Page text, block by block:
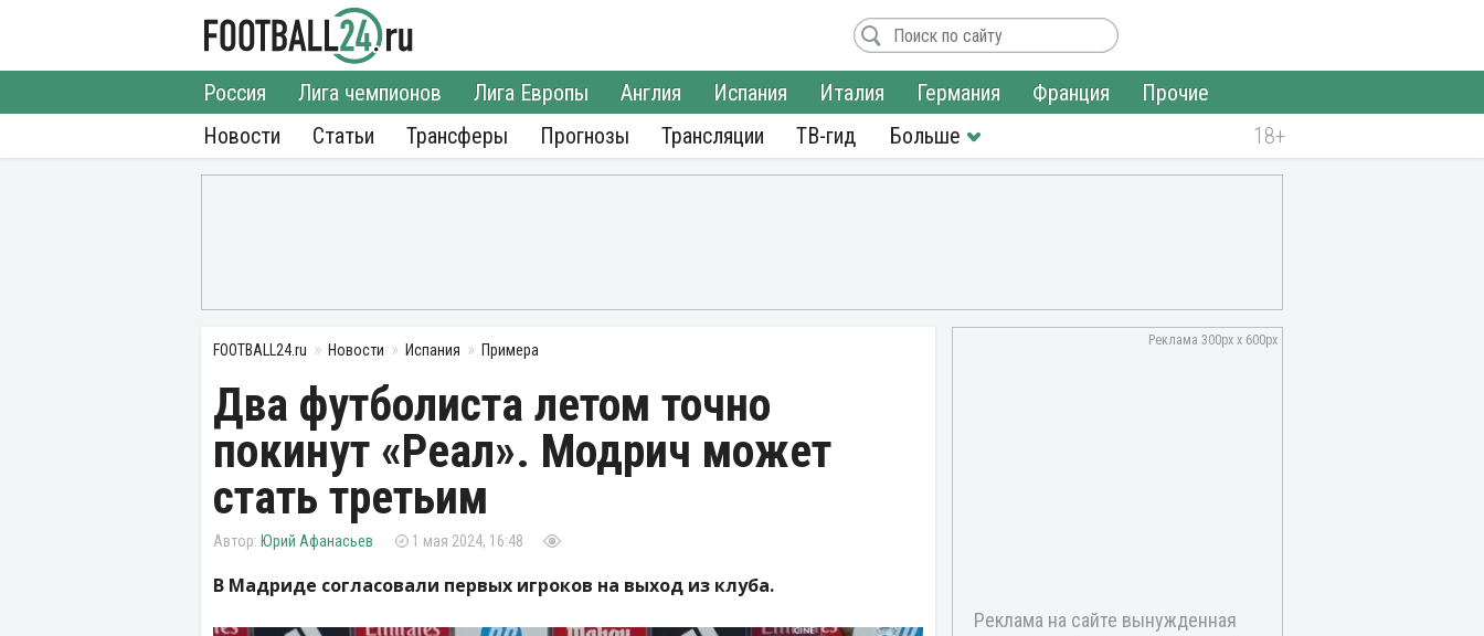
Новости
Россия Лига чемпионов Лига Европы Англия Испания Италия Германия Франция
Прочие
Статьи
Трансферы Прогнозы Трансляции ТВ-гид
FOOTBALL24.ru Новости Испания Примера
Два футболиста летом точно
покинут «Реал». Модрич может
стать третьим
Юрий Афанасьев 1 мая 2024, 16:48
В Мадриде согласовали первых игроков на выход из клуба.